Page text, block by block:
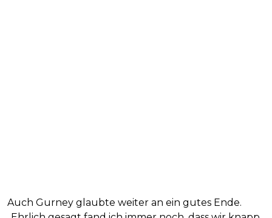
Auch Gurney glaubte weiter an ein gutes Ende.